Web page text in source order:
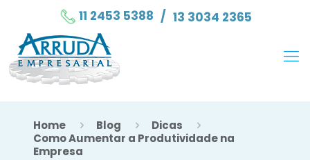
11 2453 5388 / 13 3034 2365
Home Blog
Dicas
Como Aumentar a Produtividade na
Empresa